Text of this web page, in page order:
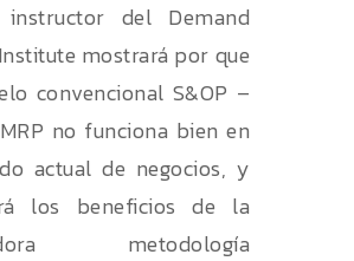
instructor del Demand
mostrará por que
convencional S&OP –
no funciona bien en
actual de negocios, y
los beneficios de la
metodología